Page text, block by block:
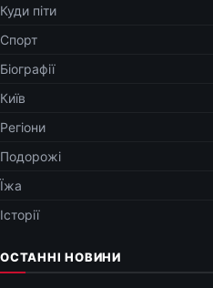
Куди піти
Спорт
Біографії
Київ
Регіони
Подорожі
Їжа
Історії
ОСТАННІ НОВИНИ